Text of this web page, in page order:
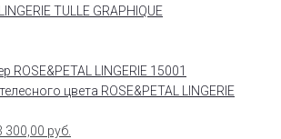
TULLE GRAPHIQUE
цвета ROSE&PETAL LINGERIE
300,00 руб.